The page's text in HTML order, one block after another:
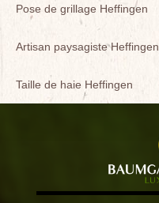
Pose de grillage Heffingen
Artisan paysagiste Heffingen
Taille de haie Heffingen